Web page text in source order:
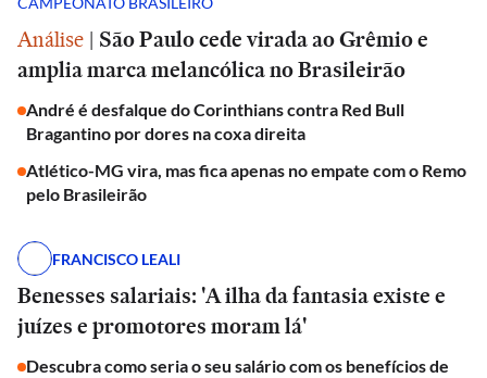
Análise | São Paulo cede virada ao Grêmio e
amplia marca melancólica no Brasileirão
André é desfalque do Corinthians contra Red Bull
Bragantino por dores na coxa direita
Atlético-MG vira, mas fica apenas no empate com o Remo
pelo Brasileirão
FRANCISCO LEALI
Benesses salariais: 'A ilha da fantasia existe e
juízes e promotores moram lá'
Descubra como seria o seu salário com os benefícios de